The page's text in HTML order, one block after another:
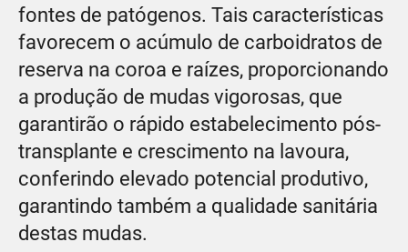
fontes de patógenos. Tais características
favorecem o acúmulo de carboidratos de
reserva na coroa e raízes, proporcionando
a produção de mudas vigorosas, que
garantirão o rápido estabelecimento pós-
transplante e crescimento na lavoura,
conferindo elevado potencial produtivo,
garantindo também a qualidade sanitária
destas mudas.